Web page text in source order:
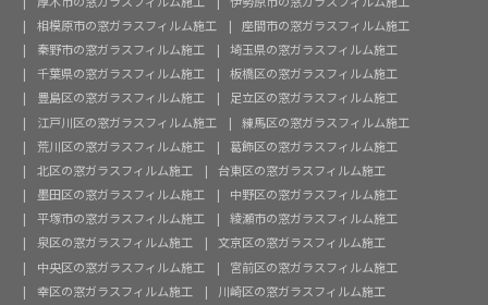
相模原市の窓ガラスフィルム施工
座間市の窓ガラスフィルム施工
秦野市の窓ガラスフィルム施工
埼玉県の窓ガラスフィルム施工
千葉県の窓ガラスフィルム施工
板橋区の窓ガラスフィルム施工
豊島区の窓ガラスフィルム施工
足立区の窓ガラスフィルム施工
江戸川区の窓ガラスフィルム施工
練馬区の窓ガラスフィルム施工
荒川区の窓ガラスフィルム施工
葛飾区の窓ガラスフィルム施工
北区の窓ガラスフィルム施工
台東区の窓ガラスフィルム施工
墨田区の窓ガラスフィルム施工
中野区の窓ガラスフィルム施工
平塚市の窓ガラスフィルム施工
綾瀬市の窓ガラスフィルム施工
泉区の窓ガラスフィルム施工
文京区の窓ガラスフィルム施工
中央区の窓ガラスフィルム施工
宮前区の窓ガラスフィルム施工
幸区の窓ガラスフィルム施工
川崎区の窓ガラスフィルム施工